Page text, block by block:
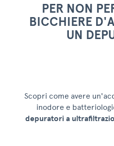
PER NON
BICCHIERE
UN
Scopri come avere
inodore e
depuratori a